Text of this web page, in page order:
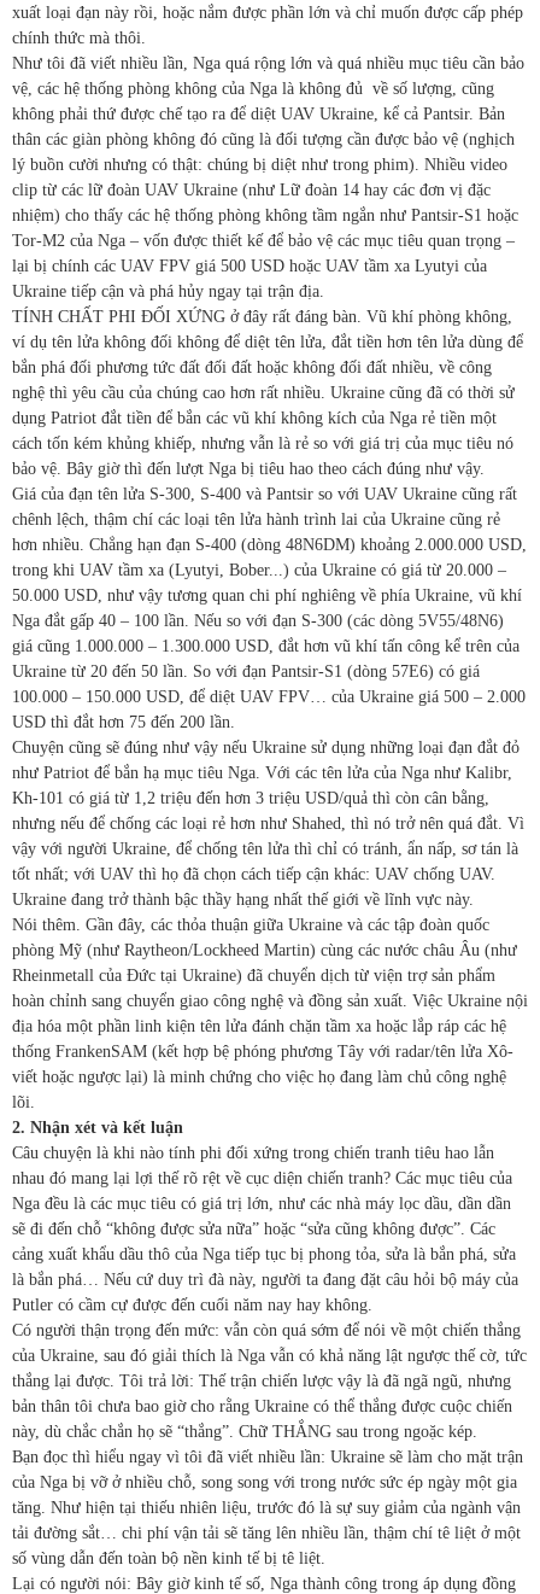
xuất loại đạn này rồi, hoặc nắm được phần lớn và chỉ muốn được cấp phép
chính thức mà thôi.
Như tôi đã viết nhiều lần, Nga quá rộng lớn và quá nhiều mục tiêu cần bảo
vệ, các hệ thống phòng không của Nga là không đủ về số lượng, cũng
không phải thứ được chế tạo ra để diệt UAV Ukraine, kể cả Pantsir. Bản
thân các giàn phòng không đó cũng là đối tượng cần được bảo vệ (nghịch
lý buồn cười nhưng có thật: chúng bị diệt như trong phim). Nhiều video
clip từ các lữ đoàn UAV Ukraine (như Lữ đoàn 14 hay các đơn vị đặc
nhiệm) cho thấy các hệ thống phòng không tầm ngắn như Pantsir-S1 hoặc
Tor-M2 của Nga – vốn được thiết kế để bảo vệ các mục tiêu quan trọng –
lại bị chính các UAV FPV giá 500 USD hoặc UAV tầm xa Lyutyi của
Ukraine tiếp cận và phá hủy ngay tại trận địa.
TÍNH CHẤT PHI ĐỐI XỨNG ở đây rất đáng bàn. Vũ khí phòng không,
ví dụ tên lửa không đối không để diệt tên lửa, đắt tiền hơn tên lửa dùng để
bắn phá đối phương tức đất đối đất hoặc không đối đất nhiều, về công
nghệ thì yêu cầu của chúng cao hơn rất nhiều. Ukraine cũng đã có thời sử
dụng Patriot đắt tiền để bắn các vũ khí không kích của Nga rẻ tiền một
cách tốn kém khủng khiếp, nhưng vẫn là rẻ so với giá trị của mục tiêu nó
bảo vệ. Bây giờ thì đến lượt Nga bị tiêu hao theo cách đúng như vậy.
Giá của đạn tên lửa S-300, S-400 và Pantsir so với UAV Ukraine cũng rất
chênh lệch, thậm chí các loại tên lửa hành trình lai của Ukraine cũng rẻ
hơn nhiều. Chẳng hạn đạn S-400 (dòng 48N6DM) khoảng 2.000.000 USD,
trong khi UAV tầm xa (Lyutyi, Bober...) của Ukraine có giá từ 20.000 –
50.000 USD, như vậy tương quan chi phí nghiêng về phía Ukraine, vũ khí
Nga đắt gấp 40 – 100 lần. Nếu so với đạn S-300 (các dòng 5V55/48N6)
giá cũng 1.000.000 – 1.300.000 USD, đắt hơn vũ khí tấn công kể trên của
Ukraine từ 20 đến 50 lần. So với đạn Pantsir-S1 (dòng 57E6) có giá
100.000 – 150.000 USD, để diệt UAV FPV… của Ukraine giá 500 – 2.000
USD thì đắt hơn 75 đến 200 lần.
Chuyện cũng sẽ đúng như vậy nếu Ukraine sử dụng những loại đạn đắt đỏ
như Patriot để bắn hạ mục tiêu Nga. Với các tên lửa của Nga như Kalibr,
Kh-101 có giá từ 1,2 triệu đến hơn 3 triệu USD/quả thì còn cân bằng,
nhưng nếu để chống các loại rẻ hơn như Shahed, thì nó trở nên quá đắt. Vì
vậy với người Ukraine, để chống tên lửa thì chỉ có tránh, ẩn nấp, sơ tán là
tốt nhất; với UAV thì họ đã chọn cách tiếp cận khác: UAV chống UAV.
Ukraine đang trở thành bậc thầy hạng nhất thế giới về lĩnh vực này.
Nói thêm. Gần đây, các thỏa thuận giữa Ukraine và các tập đoàn quốc
phòng Mỹ (như Raytheon/Lockheed Martin) cùng các nước châu Âu (như
Rheinmetall của Đức tại Ukraine) đã chuyển dịch từ viện trợ sản phẩm
hoàn chỉnh sang chuyển giao công nghệ và đồng sản xuất. Việc Ukraine nội
địa hóa một phần linh kiện tên lửa đánh chặn tầm xa hoặc lắp ráp các hệ
thống FrankenSAM (kết hợp bệ phóng phương Tây với radar/tên lửa Xô-
viết hoặc ngược lại) là minh chứng cho việc họ đang làm chủ công nghệ
lõi.
2. Nhận xét và kết luận
Câu chuyện là khi nào tính phi đối xứng trong chiến tranh tiêu hao lẫn
nhau đó mang lại lợi thế rõ rệt về cục diện chiến tranh? Các mục tiêu của
Nga đều là các mục tiêu có giá trị lớn, như các nhà máy lọc dầu, dần dần
sẽ đi đến chỗ “không được sửa nữa” hoặc “sửa cũng không được”. Các
cảng xuất khẩu dầu thô của Nga tiếp tục bị phong tỏa, sửa là bắn phá, sửa
là bắn phá… Nếu cứ duy trì đà này, người ta đang đặt câu hỏi bộ máy của
Putler có cầm cự được đến cuối năm nay hay không.
Có người thận trọng đến mức: vẫn còn quá sớm để nói về một chiến thắng
của Ukraine, sau đó giải thích là Nga vẫn có khả năng lật ngược thế cờ, tức
thắng lại được. Tôi trả lời: Thế trận chiến lược vậy là đã ngã ngũ, nhưng
bản thân tôi chưa bao giờ cho rằng Ukraine có thể thắng được cuộc chiến
này, dù chắc chắn họ sẽ “thắng”. Chữ THẮNG sau trong ngoặc kép.
Bạn đọc thì hiểu ngay vì tôi đã viết nhiều lần: Ukraine sẽ làm cho mặt trận
của Nga bị vỡ ở nhiều chỗ, song song với trong nước sức ép ngày một gia
tăng. Như hiện tại thiếu nhiên liệu, trước đó là sự suy giảm của ngành vận
tải đường sắt… chi phí vận tải sẽ tăng lên nhiều lần, thậm chí tê liệt ở một
số vùng dẫn đến toàn bộ nền kinh tế bị tê liệt.
Lại có người nói: Bây giờ kinh tế số, Nga thành công trong áp dụng đồng